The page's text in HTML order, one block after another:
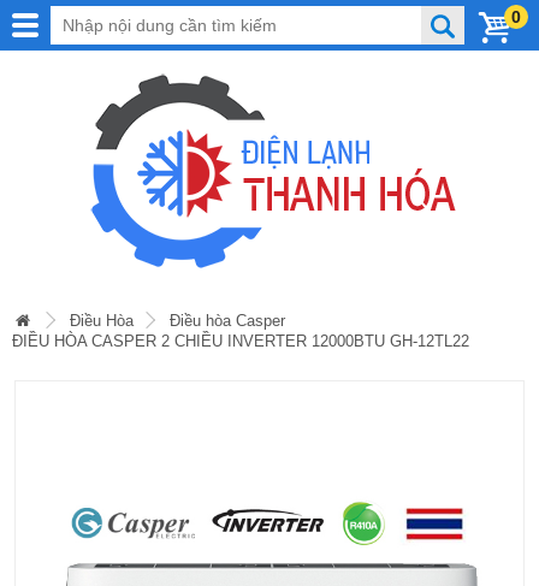
0
Điều Hòa
Điều hòa Casper
ĐIỀU HÒA CASPER 2 CHIỀU INVERTER 12000BTU GH-12TL22